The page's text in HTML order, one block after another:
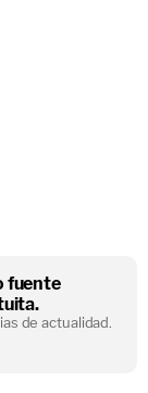
fuente
de actualidad.